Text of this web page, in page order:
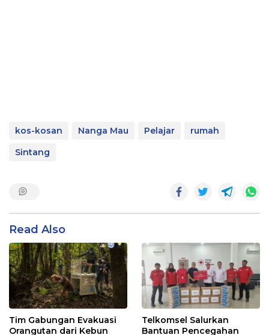
kos-kosan Nanga Mau Pelajar
rumah
Sintang
Read Also
Tim Gabungan Evakuasi
Orangutan dari Kebun
Telkomsel Salurkan
Bantuan Pencegahan